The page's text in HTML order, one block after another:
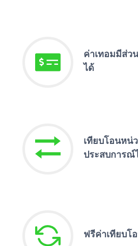
ค่าเทอมมีส่ว
ได้
เทียบโอนหน่
ประสบการณ์
ฟรีค่าเทียบโ